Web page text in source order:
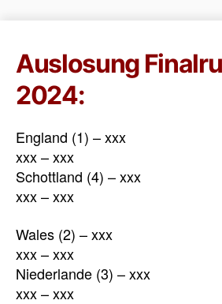
Auslosung
2024:
England (1) – xxx
xxx – xxx
Schottland (4) – xxx
xxx – xxx
Wales (2) – xxx
xxx – xxx
Niederlande (3) – xxx
xxx – xxx